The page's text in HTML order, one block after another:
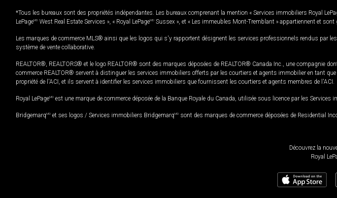
*Tous les bureaux sont des propriétés indépendantes. Les bureaux comprenant la mention « Services immobiliers Royal
LePageMD West Real Estate Services », « Royal LePageMD Sussex », et « Les immeubles Mont-Tremblant » appartiennent et sont
Les marques de commerce MLS® ainsi que les logos qui s'y rapportent désignent les services professionnels rendus par
système de vente collaborative.
REALTOR®, REALTORS® et le logo REALTOR® sont des marques déposées de REALTOR® Canada Inc., une compagnie
commerce REALTOR® servent à distinguer les services immobiliers offerts par les courtiers et agents immobilier en tant
propriété de l'ACI, et ils servent à identifier les services immobiliers que fournissent les courtiers et agents membres de l'ACI.
Royal LePageMD est une marque de commerce déposée de la Banque Royale du Canada, utilisée sous licence par les Services
BridgemarqMD et ses logos / Services immobiliers BridgemarqMD sont des marques de commerce déposées de Residential
Découvrez la
Royal